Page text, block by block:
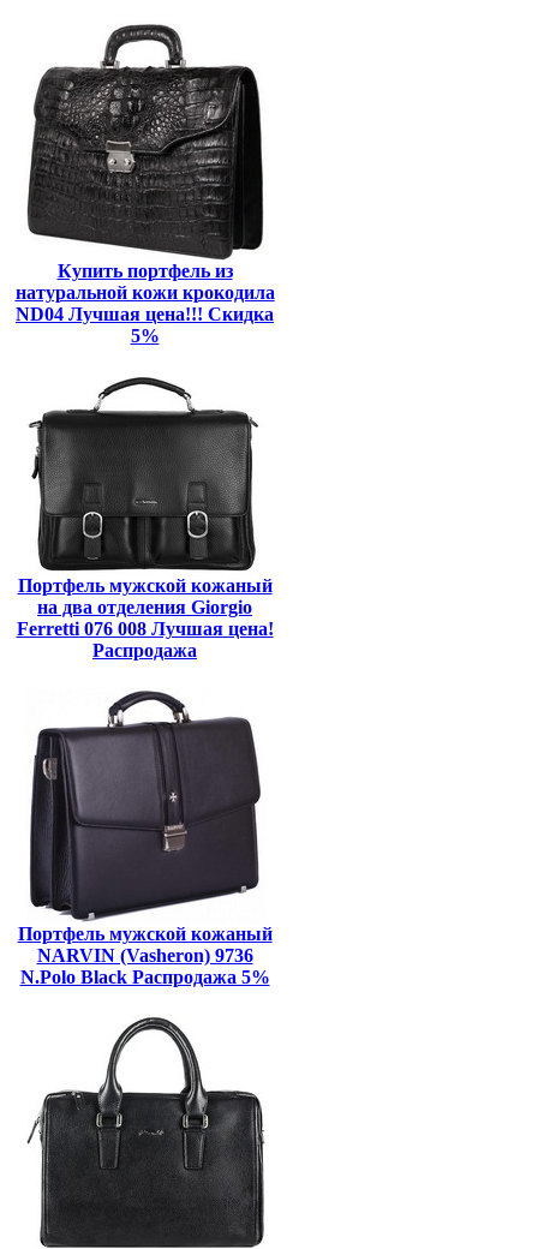
Купить портфель из
натуральной кожи крокодила
ND04 Лучшая цена!!! Скидка
5%
Портфель мужской кожаный
на два отделения Giorgio
Ferretti 076 008 Лучшая цена!
Распродажа
Портфель мужской кожаный
NARVIN (Vasheron) 9736
N.Polo Black Распродажа 5%